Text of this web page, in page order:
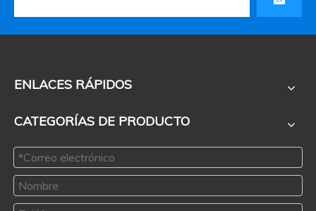
ENLACES RÁPIDOS
CATEGORÍAS DE PRODUCTO